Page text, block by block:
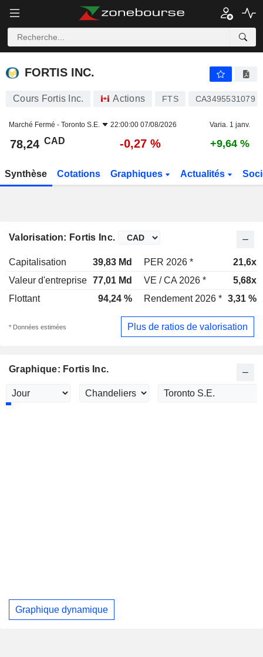
FORTIS INC.
FORTIS INC.
Cours Fortis Inc. Actions FTS CA3495531079
Marché Fermé - Toronto S.E. 22:00:00 07/08/2026 Varia. 1 janv.
78,24 CAD -0,27 % +9,64 %
Synthèse Cotations Graphiques Actualités
Valorisation: Fortis Inc.
Capitalisation 39,83 Md PER 2026 *
21,6x
Valeur d'entreprise 77,01 Md VE / CA 2026 *
5,68x
Flottant
94,24 % Rendement 2026 * 3,31 %
* Données estimées Plus de ratios de valorisation
Graphique: Fortis Inc.
Graphique dynamique